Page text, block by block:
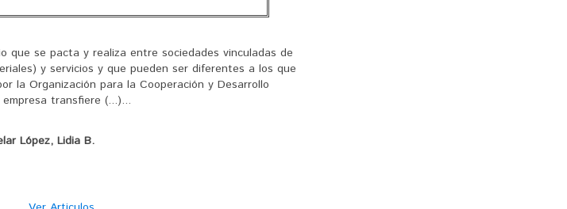
que se pacta y realiza entre sociedades vinculadas de
y servicios y que pueden ser diferentes a los que
la Organización para la Cooperación y Desarrollo
transfiere (...)...
López, Lidia B.